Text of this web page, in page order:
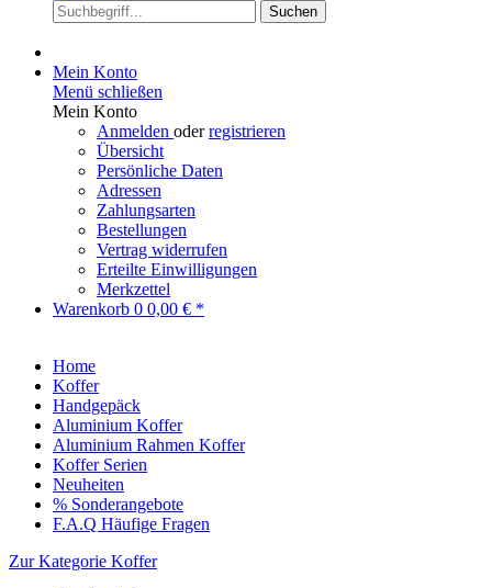
Suchen
Mein Konto
Menü schließen
Mein Konto
Anmelden oderregistrieren
Übersicht
Persönliche Daten
Adressen
Zahlungsarten
Bestellungen
Vertrag widerrufen
Erteilte Einwilligungen
Merkzettel
Warenkorb 0 0,00 € *
Home
Koffer
Handgepäck
Aluminium Koffer
Aluminium Rahmen Koffer
Koffer Serien
Neuheiten
% Sonderangebote
F.A.Q Häufige Fragen
Zur Kategorie Koffer